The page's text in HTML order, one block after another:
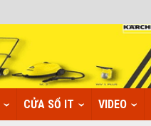
CỬA SỔ IT VIDEO